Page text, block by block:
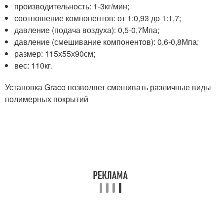
производительность: 1-3кг/мин;
соотношение компонентов: от 1:0,93 до 1:1,7;
давление (подача воздуха): 0,5-0,7Мпа;
давление (смешивание компонентов): 0,6-0,8Мпа;
размер: 115х55х90см;
вес: 110кг.
Установка Graco позволяет смешивать различные виды
полимерных покрытий